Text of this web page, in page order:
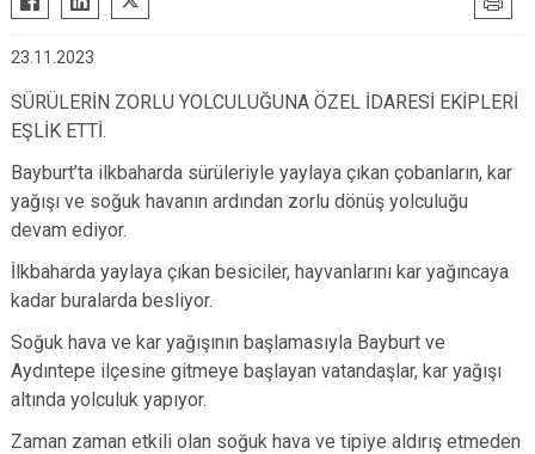
23.11.2023
SÜRÜLERİN ZORLU YOLCULUĞUNA ÖZEL İDARESİ EKİPLERİ
EŞLİK ETTİ.
Bayburt’ta ilkbaharda sürüleriyle yaylaya çıkan çobanların, kar
yağışı ve soğuk havanın ardından zorlu dönüş yolculuğu
devam ediyor.
İlkbaharda yaylaya çıkan besiciler, hayvanlarını kar yağıncaya
kadar buralarda besliyor.
Soğuk hava ve kar yağışının başlamasıyla Bayburt ve
Aydıntepe ilçesine gitmeye başlayan vatandaşlar, kar yağışı
altında yolculuk yapıyor.
Zaman zaman etkili olan soğuk hava ve tipiye aldırış etmeden